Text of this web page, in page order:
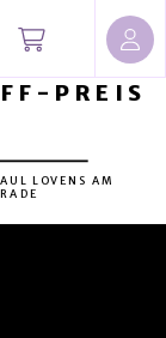
PREIS
LOVENS AM